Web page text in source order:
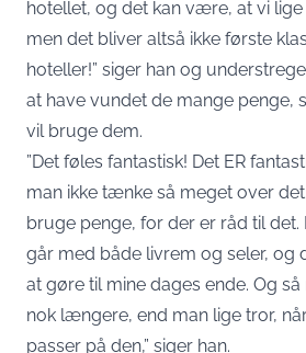
hotellet, og det kan være, at vi
men det bliver altså ikke første
hoteller!” siger han og
at have vundet de mange penge,
vil bruge dem.
”Det føles fantastisk! Det ER
man ikke tænke så meget over
bruge penge, for der er råd til det.
går med både livrem og seler, og
at gøre til mine dages ende. Og
nok længere, end man lige tror,
passer på den,” siger han.